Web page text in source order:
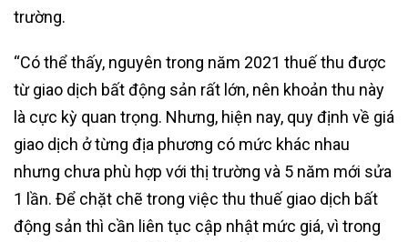
trường.
“Có thể thấy, nguyên trong năm 2021 thuế thu được
từ giao dịch bất động sản rất lớn, nên khoản thu này
là cực kỳ quan trọng. Nhưng, hiện nay, quy định về giá
giao dịch ở từng địa phương có mức khác nhau
nhưng chưa phù hợp với thị trường và 5 năm mới sửa
1 lần. Để chặt chẽ trong việc thu thuế giao dịch bất
động sản thì cần liên tục cập nhật mức giá, vì trong